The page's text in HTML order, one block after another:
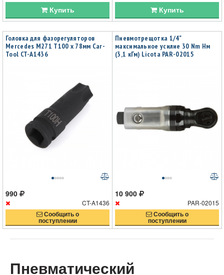
Купить Купить
Головка для фазорегуляторов
Mercedes M271 T100 х 78мм Car-
Tool CT-A1436
990
CT-A1436
Сообщить о
поступлении
Пневмотрещотка 1/4"
максимальное усилие 30 Nm Нм
(3,1 кГм) Licota PAR-02015
10 900
PAR-02015
Сообщить о
поступлении
Пневматический